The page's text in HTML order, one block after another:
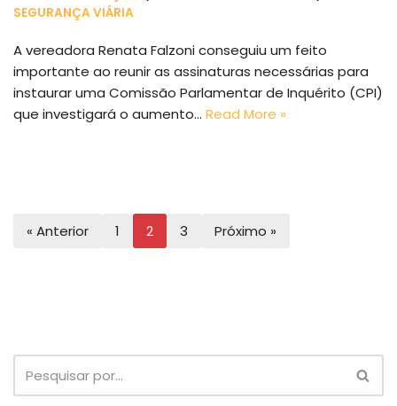
SEGURANÇA VIÁRIA
A vereadora Renata Falzoni conseguiu um feito
importante ao reunir as assinaturas necessárias para
instaurar uma Comissão Parlamentar de Inquérito (CPI)
que investigará o aumento… Read More »
« Anterior 1 2 3 Próximo »